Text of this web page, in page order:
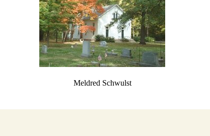
Meldred Schwulst